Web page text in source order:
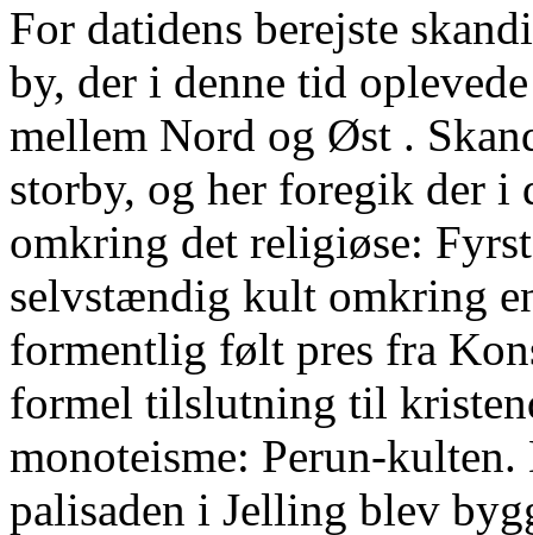
For datidens berejste
by, der i denne tid
mellem Nord og Øst .
storby, og her foregik der
omkring det religiøse:
selvstændig kult omkring
formentlig følt pres fra
formel tilslutning til
monoteisme: Perun-
palisaden i Jelling blev